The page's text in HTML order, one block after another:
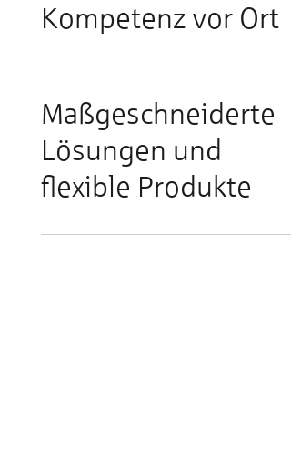
Kompetenz vor Ort
Maßgeschneiderte
Lösungen und
flexible Produkte